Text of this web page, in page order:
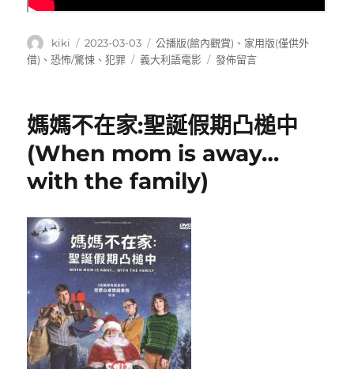
作
者
kiki
發
佈
2023-03-03
分
類
公播版(館內觀賞) 、 家用版(僅供外
借) 、恐怖/驚悚 、犯罪
標
義大利語電影
在
徒
traitor)〉
發佈留言
媽媽不在家:聖誕假期凸槌中
(When mom is away…
with the family)